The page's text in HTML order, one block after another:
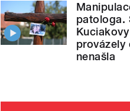
patologa.
provázely
nenašla